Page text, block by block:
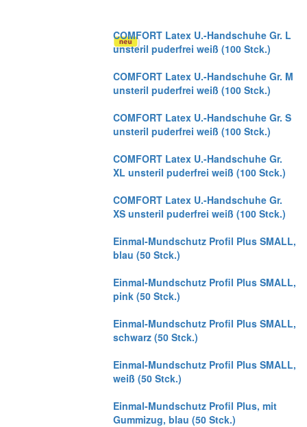
COMFORT Latex U.-Handschuhe Gr. L
unsteril puderfrei weiß (100 Stck.)
COMFORT Latex U.-Handschuhe Gr. M
unsteril puderfrei weiß (100 Stck.)
COMFORT Latex U.-Handschuhe Gr. S
unsteril puderfrei weiß (100 Stck.)
COMFORT Latex U.-Handschuhe Gr.
XL unsteril puderfrei weiß (100 Stck.)
COMFORT Latex U.-Handschuhe Gr.
XS unsteril puderfrei weiß (100 Stck.)
Einmal-Mundschutz Profil Plus SMALL,
blau (50 Stck.)
Einmal-Mundschutz Profil Plus SMALL,
pink (50 Stck.)
Einmal-Mundschutz Profil Plus SMALL,
schwarz (50 Stck.)
Einmal-Mundschutz Profil Plus SMALL,
weiß (50 Stck.)
Einmal-Mundschutz Profil Plus, mit
Gummizug, blau (50 Stck.)